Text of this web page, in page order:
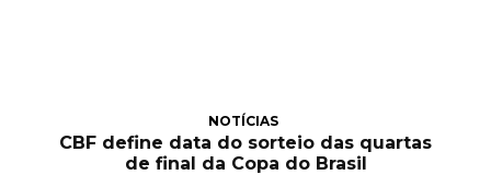
NOTÍCIAS
CBF define data do sorteio das quartas
de final da Copa do Brasil